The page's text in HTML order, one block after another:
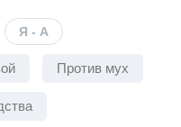
Я - А
Против мух